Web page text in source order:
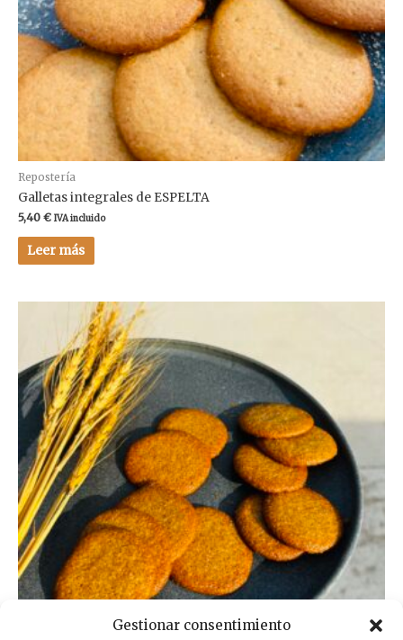
Gestionar consentimiento
Repostería
Galletas integrales de ESPELTA
5,40 € IVA incluido
Leer más